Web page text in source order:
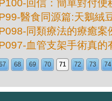
回信：簡單對付
醫食同源篇:天鵝絨
同類療法的療癒案
血管支架手術真的
68 69 70 71 72 73 74